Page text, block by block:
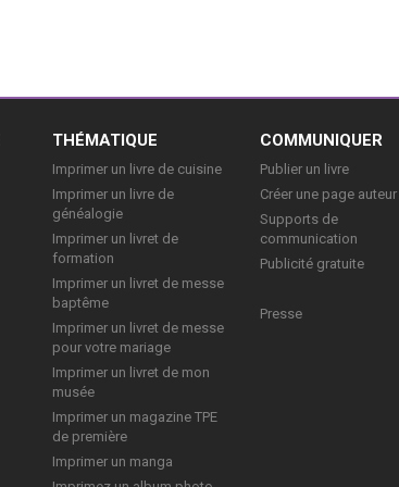
THÉMATIQUE
Imprimer un livre de cuisine
Imprimer un livre de
généalogie
Imprimer un livret de
formation
Imprimer un livret de messe
baptême
Imprimer un livret de messe
pour votre mariage
Imprimer un livret de mon
musée
Imprimer un magazine TPE
de première
Imprimer un manga
COMMUNIQUER
Publier un livre
Créer une page auteur
Supports de
communication
Publicité gratuite
Presse